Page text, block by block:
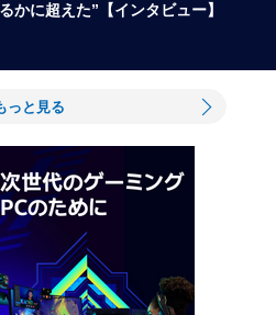
かに超えた”【インタビュー】
っと見る